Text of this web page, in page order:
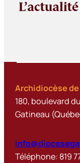
Archidiocèse
180, boulevard
Gatineau
Téléphone: 819